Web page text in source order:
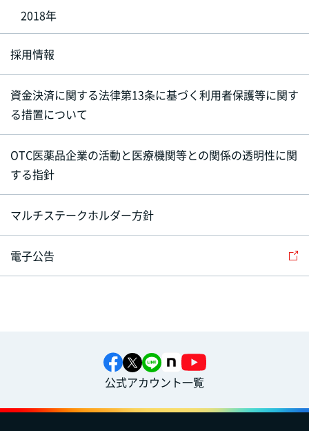
2018年
採用情報
資金決済に関する法律第13条に基づく利用者保護等に関す
る措置について
OTC医薬品企業の活動と医療機関等との関係の透明性に関
する指針
マルチステークホルダー方針
電子公告
公式アカウント一覧